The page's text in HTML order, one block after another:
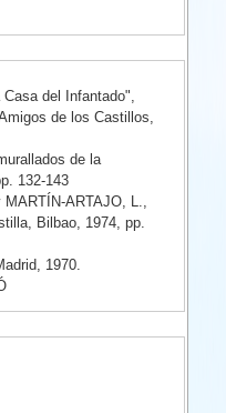
del Infantado",
de los Castillos,
de la
132-143
ARTAJO, L.,
Bilbao, 1974, pp.
1970.